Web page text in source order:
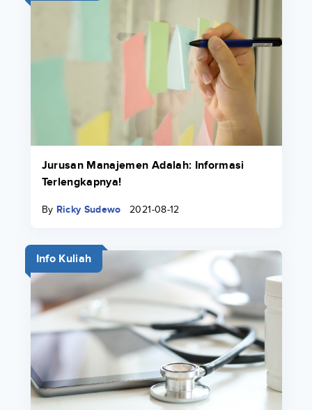
Jurusan Manajemen Adalah: Informasi
Terlengkapnya!
By Ricky Sudewo 2021-08-12
Info Kuliah